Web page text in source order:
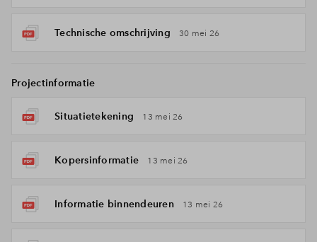
Technische omschrijving 30 mei 26
Projectinformatie
Situatietekening 13 mei 26
Kopersinformatie 13 mei 26
Informatie binnendeuren 13 mei 26